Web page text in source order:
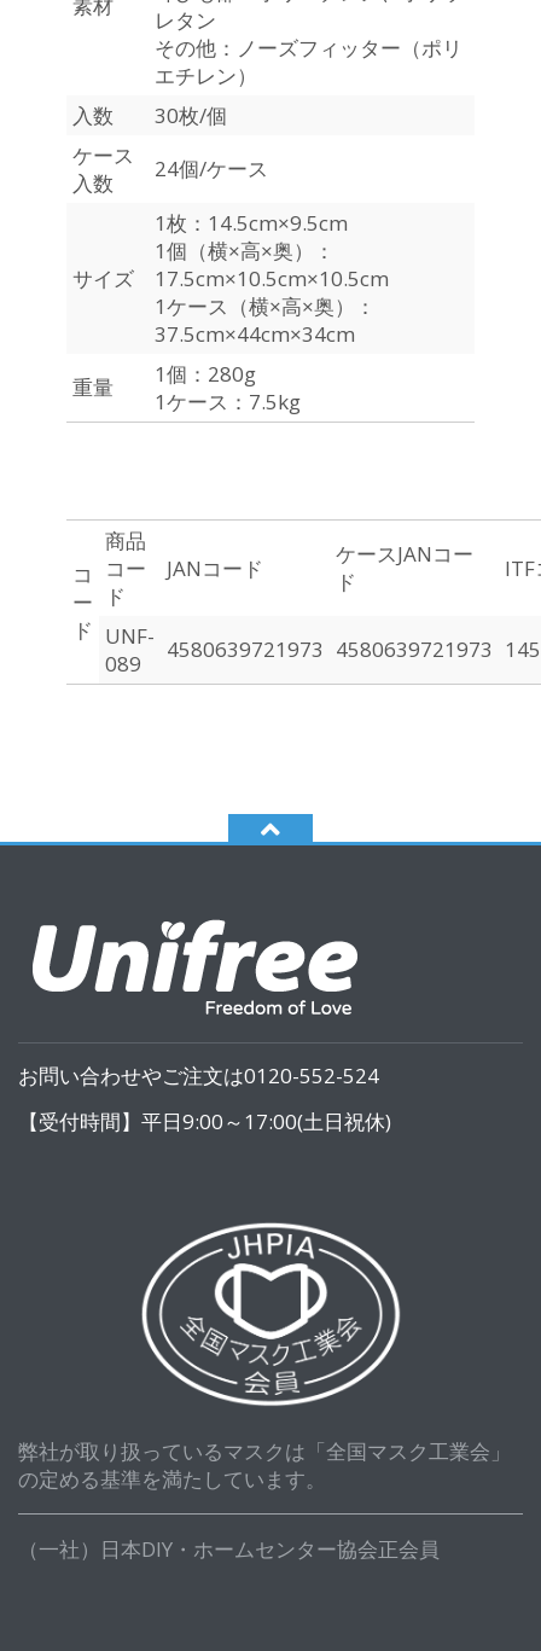
レタン
その他：ノーズフィッター（ポリ
エチレン）
入数
30枚/個
ケース
入数
24個/ケース
サイズ
1枚：14.5cm×9.5cm
1個（横×高×奥）：
17.5cm×10.5cm×10.5cm
1ケース（横×高×奥）：
37.5cm×44cm×34cm
重量
1個：280g
1ケース：7.5kg
コ
ー
ド
商品
コー
ド
JANコード
ケースJANコー
ド
UNF-
089
4580639721973 4580639721973
お問い合わせやご注文は0120-552-524
【受付時間】平日9:00～17:00(土日祝休)
弊社が取り扱っているマスクは「全国マスク工業会」
の定める基準を満たしています。
（一社）日本DIY・ホームセンター協会正会員